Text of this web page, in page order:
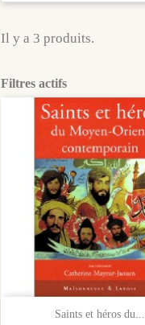
Il y a 3 produits.
Filtres actifs
Saints et héros du...
Aperçu rapide